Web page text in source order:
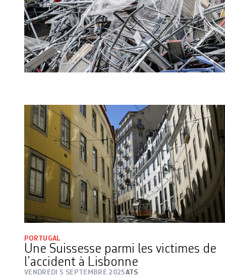
PORTUGAL
Une Suissesse parmi les victimes de
l’accident à Lisbonne
VENDREDI 5 SEPTEMBRE 2025ATS